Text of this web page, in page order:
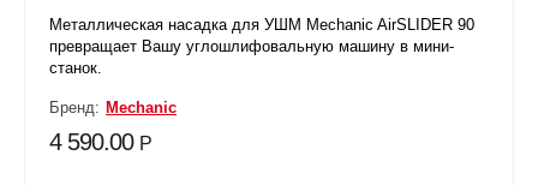
Металлическая насадка для УШМ Mechanic AirSLIDER 90
превращает Вашу углошлифовальную машину в мини-
станок.
Бренд: Mechanic
4 590.00 Р